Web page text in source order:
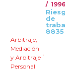
/ 1996
de
8835
Arbitraje,
Mediación
y Arbitraje
,
Personal